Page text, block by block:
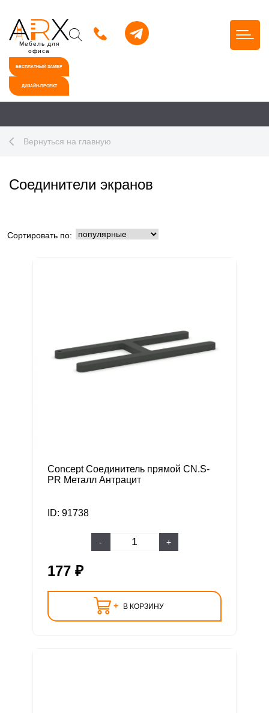
Мебель для
офиса
БЕСПЛАТНЫЙ ЗАМЕР
ДИЗАЙН-ПРОЕКТ
Вернуться на главную
Соединители экранов
Сортировать по:
Concept Соединитель прямой CN.S-
PR Металл Антрацит
ID: 91738
- +
177 ₽
+ В КОРЗИНУ